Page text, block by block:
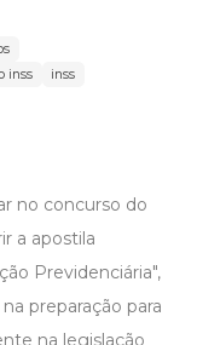
inss inss
no concurso do
a apostila
Previdenciária",
preparação para
na legislação